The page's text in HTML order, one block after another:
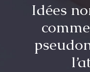
Idées